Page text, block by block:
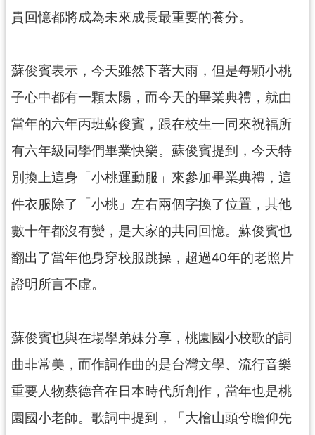
覽
信
箱
常
見
問
答
桃
園
市
政
府
入
隱
私
權
政
策
貴回憶都將成為未來成長最重要的養分。
蘇俊賓表示，今天雖然下著大雨，但是每顆小桃
子心中都有一顆太陽，而今天的畢業典禮，就由
當年的六年丙班蘇俊賓，跟在校生一同來祝福所
有六年級同學們畢業快樂。蘇俊賓提到，今天特
別換上這身「小桃運動服」來參加畢業典禮，這
件衣服除了「小桃」左右兩個字換了位置，其他
數十年都沒有變，是大家的共同回憶。蘇俊賓也
翻出了當年他身穿校服跳操，超過40年的老照片
證明所言不虛。
蘇俊賓也與在場學弟妹分享，桃園國小校歌的詞
曲非常美，而作詞作曲的是台灣文學、流行音樂
重要人物蔡德音在日本時代所創作，當年也是桃
園國小老師。歌詞中提到，「大檜山頭兮瞻仰先